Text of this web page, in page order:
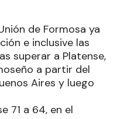
de Formosa ya
e inclusive las
superar a Platense,
a partir del
Aires y luego
71 a 64, en el